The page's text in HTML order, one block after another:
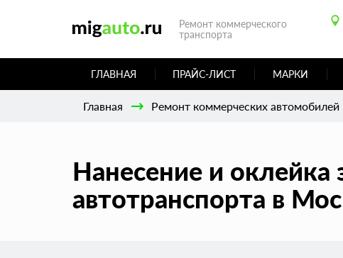
Ремонт коммерческого
транспорта
ГЛАВНАЯ ПРАЙС-ЛИСТ МАРКИ
Главная Ремонт коммерческих автомобилей
Нанесение и
автотранспорта в